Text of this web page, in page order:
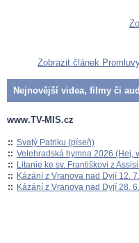
Zobrazit článek
Nejnovější videa, filmy či
www.TV-MIS.cz
:: Svatý Patriku (píseň)
:: Velehradská hymna 2026 (Hej,
:: Litanie ke sv. Františkovi z
:: Kázání z Vranova nad Dyjí 12.
:: Kázání z Vranova nad Dyjí 28.